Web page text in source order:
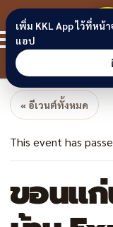
Skip to content
« อีเวนต์ทั้งหมด
This event has
ขอนแก่
เพิ่ม KKL App ไว้ที่หน้
แอป